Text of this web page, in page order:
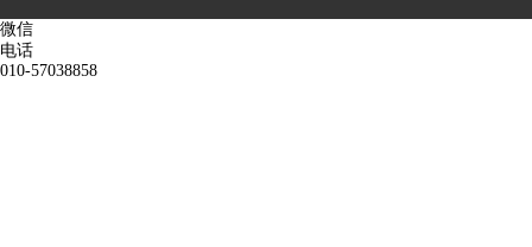
微信
电话
010-57038858